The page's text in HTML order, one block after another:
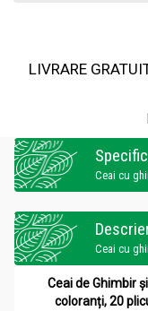
LIVRARE
Ceai cu
Ceai cu
Ceai de Ghimbir
coloranți, 20